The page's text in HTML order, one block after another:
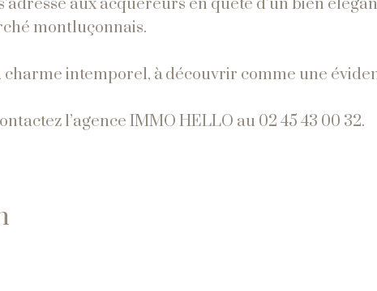
aux acquéreurs en quête d’un bien
montluçonnais.
intemporel, à découvrir comme une
l’agence IMMO HELLO au 02 45 43 00 32.